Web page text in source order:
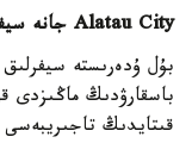
Alatau City جانە سيفرلىق ترانسفورماتسيا
بۇل ۇدەرىستە سيفرلىق
باسقارۋدىڭ ماڭىزدى
قىتايدىڭ